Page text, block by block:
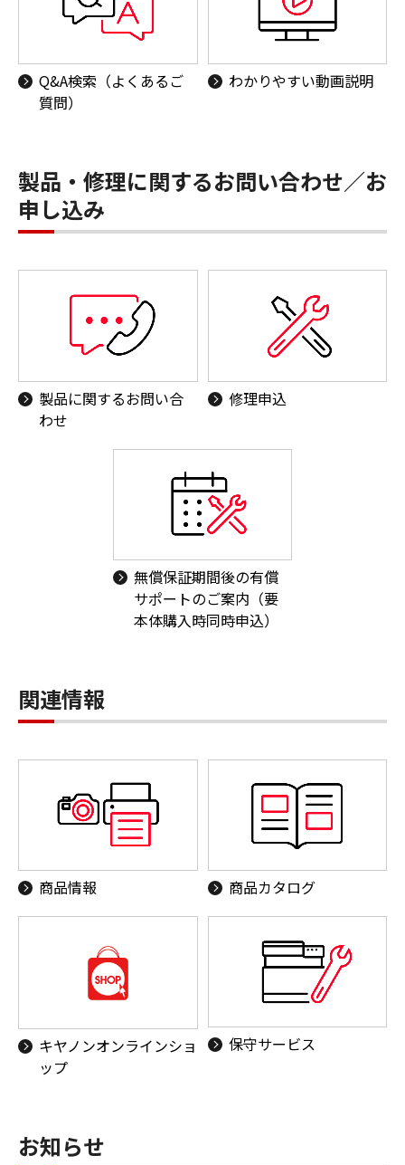
Q&A検索（よくあるご
質問）
わかりやすい動画説明
製品・修理に関するお問い合わせ／お
申し込み
製品に関するお問い合
わせ
修理申込
無償保証期間後の有償
サポートのご案内（要
本体購入時同時申込）
関連情報
商品情報 商品カタログ
キヤノンオンラインショ
ップ
保守サービス
お知らせ